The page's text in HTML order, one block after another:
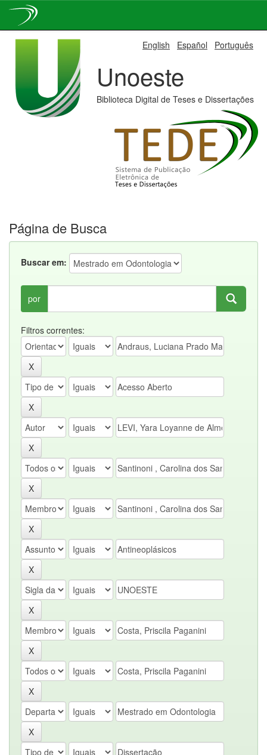
English Español Português
Unoeste
Biblioteca Digital de Teses e Dissertações
Página de Busca
Buscar em:
por
Filtros correntes: